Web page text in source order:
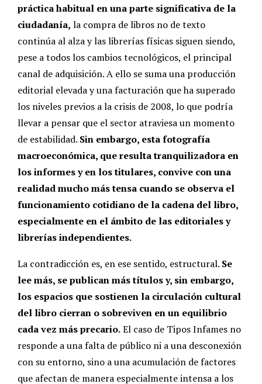
práctica habitual en una parte significativa de la
ciudadanía, la compra de libros no de texto
continúa al alza y las librerías físicas siguen siendo,
pese a todos los cambios tecnológicos, el principal
canal de adquisición. A ello se suma una producción
editorial elevada y una facturación que ha superado
los niveles previos a la crisis de 2008, lo que podría
llevar a pensar que el sector atraviesa un momento
de estabilidad. Sin embargo, esta fotografía
macroeconómica, que resulta tranquilizadora en
los informes y en los titulares, convive con una
realidad mucho más tensa cuando se observa el
funcionamiento cotidiano de la cadena del libro,
especialmente en el ámbito de las editoriales y
librerías independientes.
La contradicción es, en ese sentido, estructural. Se
lee más, se publican más títulos y, sin embargo,
los espacios que sostienen la circulación cultural
del libro cierran o sobreviven en un equilibrio
cada vez más precario.El caso de Tipos Infames no
responde a una falta de público ni a una desconexión
con su entorno, sino a una acumulación de factores
que afectan de manera especialmente intensa a los